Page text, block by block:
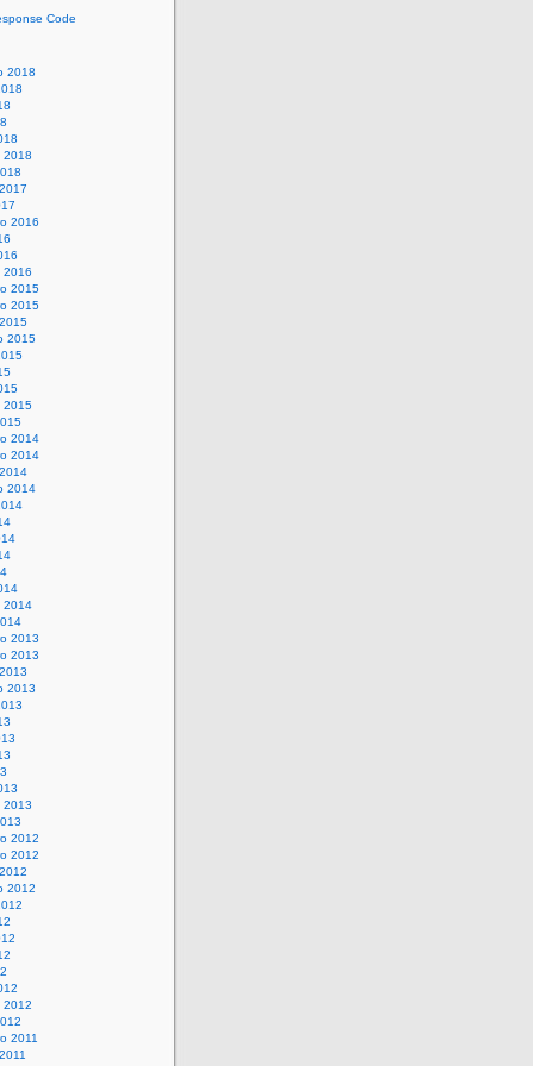
Code
2018
2018
2016
2016
2015
2015
2015
2015
2014
2014
2014
2014
2013
2013
2013
2013
2012
2012
2012
2012
2011